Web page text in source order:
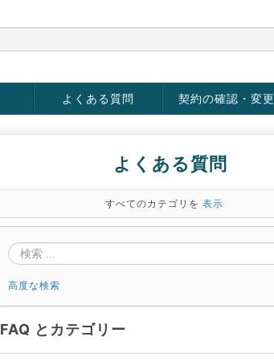
よくある質問 契約の確認・変更
よくある質問
すべてのカテゴリを 表示
高度な検索
FAQ とカテゴリー